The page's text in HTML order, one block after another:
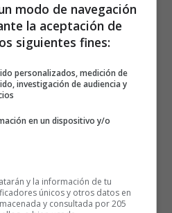
modo de navegación
la aceptación de
siguientes fines:
personalizados, medición de
investigación de audiencia y
en un dispositivo y/o
y la información de tu
únicos y otros datos en
y consultada por 205